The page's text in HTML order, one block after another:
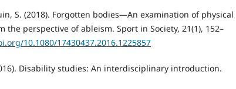
S. (2018). Forgotten bodies—An examination of physical
the perspective of ableism. Sport in Society, 21(1), 152–
10.1080/17430437.2016.1225857
Disability studies: An interdisciplinary introduction.